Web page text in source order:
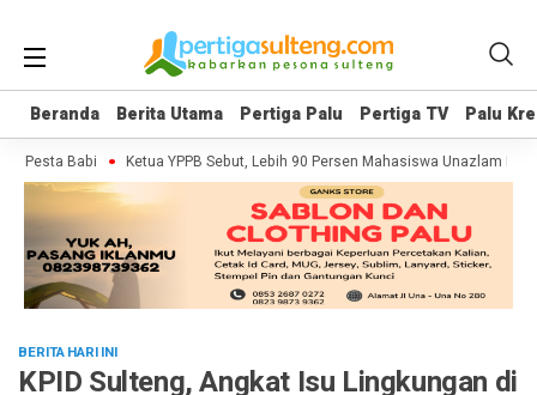
Beranda Berita Utama Pertiga Palu Pertiga TV Palu
Beranda Berita Utama Pertiga Palu Pertiga TV Palu
Babi Ketua YPPB Sebut, Lebih 90 Persen Mahasiswa Unazlam Dapat
BERITA HARI INI
KPID Sulteng, Angkat Isu Lingkungan di